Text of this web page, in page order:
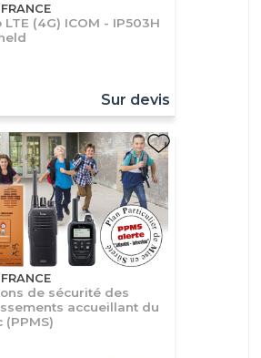
LTE (4G) ICOM - IP503H
Sur devis
de sécurité des
accueillant du
(PPMS)